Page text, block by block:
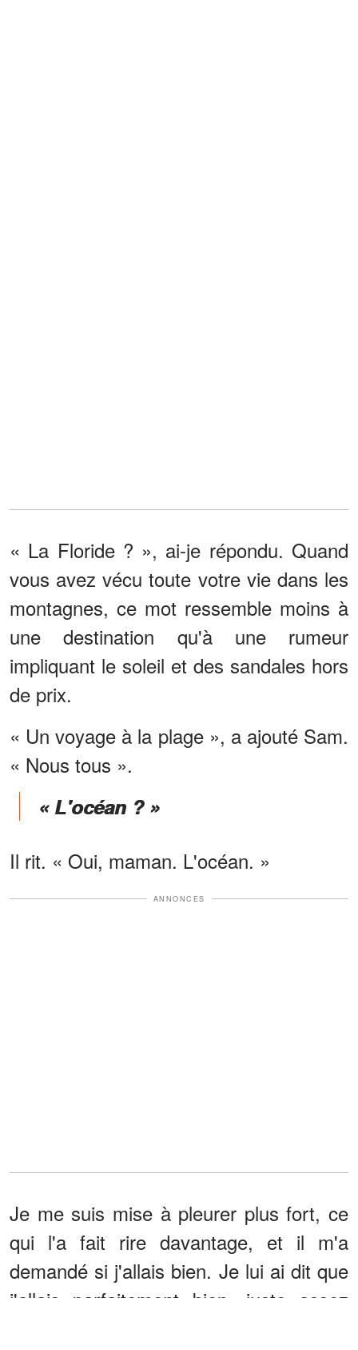
« La Floride ? », ai-je répondu. Quand
vous avez vécu toute votre vie dans les
montagnes, ce mot ressemble moins à
une destination qu'à une rumeur
impliquant le soleil et des sandales hors
de prix.
« Un voyage à la plage », a ajouté Sam.
« Nous tous ».
« L'océan ? »
Il rit. « Oui, maman. L'océan. »
ANNONCES
Je me suis mise à pleurer plus fort, ce
qui l'a fait rire davantage, et il m'a
demandé si j'allais bien. Je lui ai dit que
j'allais parfaitement bien, juste assez